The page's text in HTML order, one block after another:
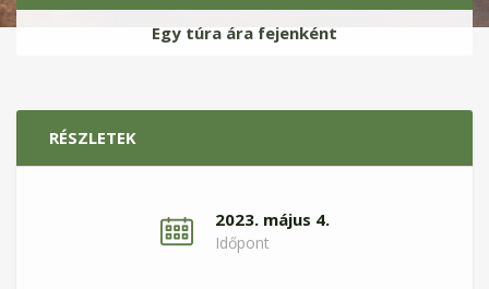
Egy túra ára fejenként
RÉSZLETEK
2023. május 4.
Időpont